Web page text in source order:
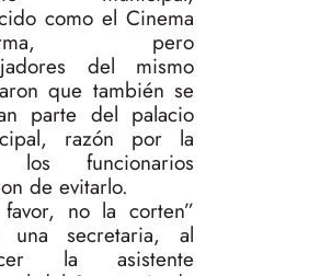
como el Cinema
pero
del mismo
que también se
parte del palacio
razón por la
los funcionarios
de evitarlo.
favor, no la corten”
una secretaria, al
la asistente